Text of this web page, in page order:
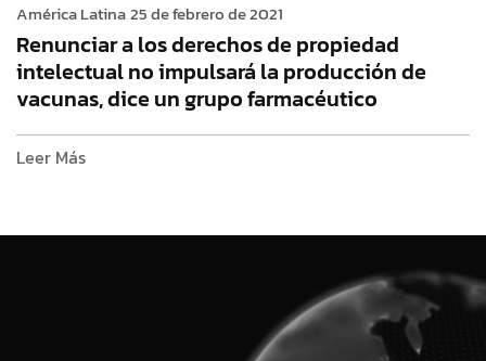
América Latina25 de febrero de 2021
Renunciar a los derechos de propiedad
intelectual no impulsará la producción de
vacunas, dice un grupo farmacéutico
Leer Más